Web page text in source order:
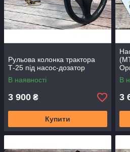
Рульова колонка трактора
Т-25 під насос-дозатор
В наявності
3 900 ₴
Купити
В
3